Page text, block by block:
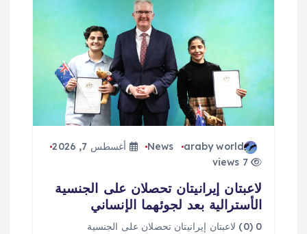
araby world
News
أغسطس 7, 2026
7 views
لاعبتان إيرانيتان تحصلان على الجنسية
الأسترالية بعد لجوئهما الإنساني
0 (0) لاعبتان إيرانيتان تحصلان على الجنسية